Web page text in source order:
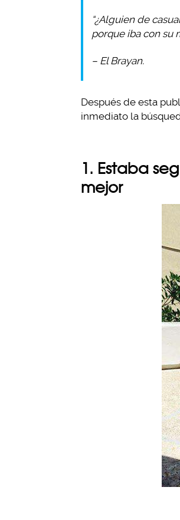
“¿Alguien de
porque iba con su
– El Brayan.
Después de esta
inmediato la
1. Estaba
mejor